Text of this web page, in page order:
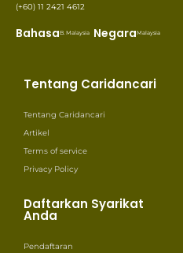
(+60) 11 2421 4612
BahasaB. Malaysia NegaraMalaysia
Tentang Caridancari
Tentang Caridancari
Artikel
Terms of service
Privacy Policy
Daftarkan Syarikat
Anda
Pendaftaran